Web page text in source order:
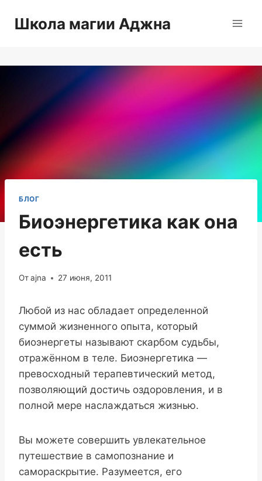
Школа магии Аджна
БЛОГ
Биоэнергетика как она
есть
Отajna 27 июня, 2011
Любой из нас обладает определенной
суммой жизненного опыта, который
биоэнергеты называют скарбом судьбы,
отражённом в теле. Биоэнергетика —
превосходный терапевтический метод,
позволяющий достичь оздоровления, и в
полной мере наслаждаться жизнью.
Вы можете совершить увлекательное
путешествие в самопознание и
самораскрытие. Разумеется, его